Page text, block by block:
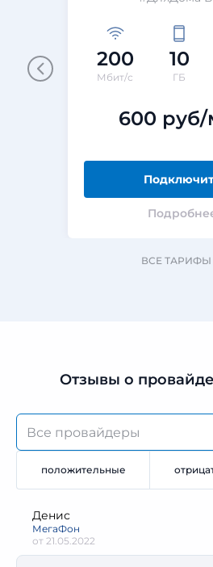
200
Мбит/с
10
ГБ
600 руб/
ВСЕ ТАРИФЫ
Отзывы о
положительные
Денис
МегаФон
от 21.05.2022